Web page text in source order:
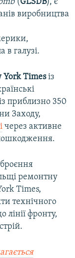
(GLSDB), є
виробництва
в галузі.
York Timesіз
приблизно 350
Заходу,
через активне
ремонтну
Times,
технічного
лінії фронту,